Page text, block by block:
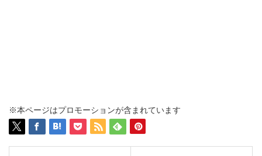
※本ページはプロモーションが含まれています